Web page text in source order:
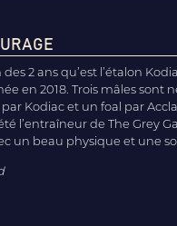
2 ans qu’est l’étalon
en 2018. Trois mâles sont
Kodiac et un foal par
l’entraîneur de The Grey
un beau physique et une